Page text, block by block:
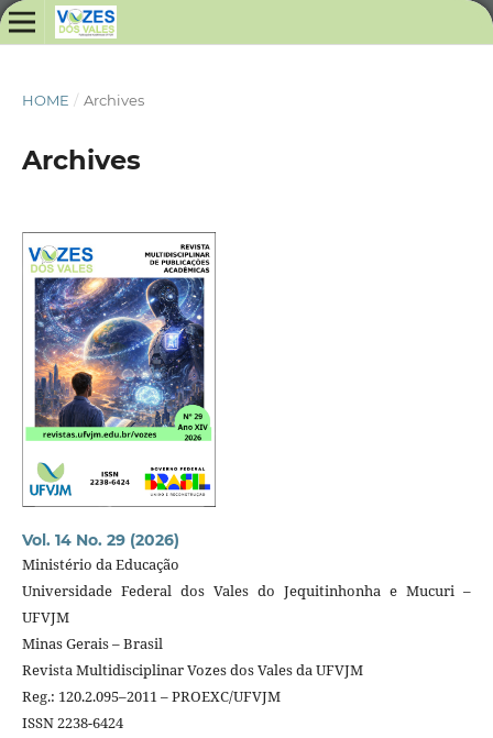
HOME / Archives
Archives
Vol. 14 No. 29 (2026)
Ministério da Educação
Universidade Federal dos Vales do Jequitinhonha e Mucuri –
UFVJM
Minas Gerais – Brasil
Revista Multidisciplinar Vozes dos Vales da UFVJM
Reg.: 120.2.095–2011 – PROEXC/UFVJM
ISSN 2238-6424